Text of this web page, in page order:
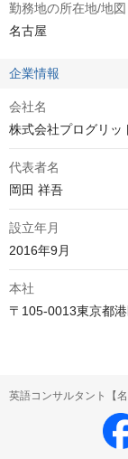
勤務地の所在地/地図
名古屋
企業情報
会社名
株式会社プログリッ
代表者名
岡田 祥吾
設立年月
2016年9月
本社
〒105-0013東京都
英語コンサルタント【